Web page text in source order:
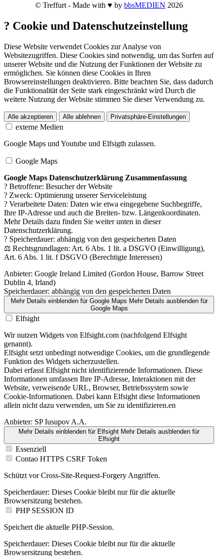
© Treffurt - Made with ♥ by bbsMEDIEN 2026
? Cookie und Datenschutzeinstellung
Diese Website verwendet Cookies zur Analyse von
Websitezugriffen. Diese Cookies sind notwendig, um das Surfen auf
unserer Website und die Nutzung der Funktionen der Website zu
ermöglichen. Sie können diese Cookies in Ihren
Browsereinstellungen deaktivieren. Bitte beachten Sie, dass dadurch
die Funktionalität der Seite stark eingeschränkt wird Durch die
weitere Nutzung der Website stimmen Sie dieser Verwendung zu.
Alle akzeptieren Alle ablehnen Privatsphäre-Einstellungen
externe Medien
Google Maps und Youtube und Elfsigth zulassen.
Google Maps
Google Maps Datenschutzerklärung Zusammenfassung
? Betroffene: Besucher der Website
? Zweck: Optimierung unserer Serviceleistung
? Verarbeitete Daten: Daten wie etwa eingegebene Suchbegriffe,
Ihre IP-Adresse und auch die Breiten- bzw. Längenkoordinaten.
Mehr Details dazu finden Sie weiter unten in dieser
Datenschutzerklärung.
? Speicherdauer: abhängig von den gespeicherten Daten
⚖️ Rechtsgrundlagen: Art. 6 Abs. 1 lit. a DSGVO (Einwilligung),
Art. 6 Abs. 1 lit. f DSGVO (Berechtigte Interessen)
Anbieter: Google Ireland Limited (Gordon House, Barrow Street
Dublin 4, Irland)
Speicherdauer: abhängig von den gespeicherten Daten
Mehr Details einblendenfür Google Maps Mehr Details ausblendenfür
Google Maps
Elfsight
Wir nutzen Widgets von Elfsight.com (nachfolgend Elfsight
genannt).
Elfsight setzt unbedingt notwendige Cookies, um die grundlegende
Funktion des Widgets sicherzustellen.
Dabei erfasst Elfsight nicht identifizierende Informationen. Diese
Informationen umfassen Ihre IP-Adresse, Interaktionen mit der
Website, verweisende URL, Browser, Betriebssystem sowie
Cookie-Informationen. Dabei kann Elfsight diese Informationen
allein nicht dazu verwenden, um Sie zu identifizieren.en
Anbieter: SP Iusupov A.A.
Mehr Details einblenden für Elfsight Mehr Details ausblenden für
Elfsight
Essenziell
Contao HTTPS CSRF Token
Schützt vor Cross-Site-Request-Forgery Angriffen.
Speicherdauer: Dieses Cookie bleibt nur für die aktuelle
Browsersitzung bestehen.
PHP SESSION ID
Speichert die aktuelle PHP-Session.
Speicherdauer: Dieses Cookie bleibt nur für die aktuelle
Browsersitzung bestehen.